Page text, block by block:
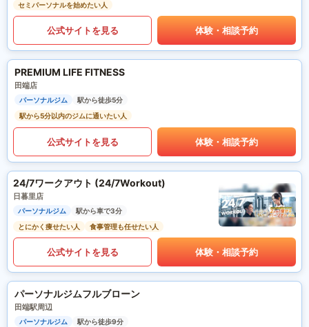
セミパーソナルを始めたい人
公式サイトを見る 体験・相談予約
PREMIUM LIFE FITNESS
田端店
パーソナルジム
駅から徒歩5分
駅から5分以内のジムに通いたい人
公式サイトを見る 体験・相談予約
24/7ワークアウト (24/7Workout)
日暮里店
パーソナルジム
駅から車で3分
とにかく痩せたい人
食事管理も任せたい人
公式サイトを見る 体験・相談予約
パーソナルジムフルブローン
田端駅周辺
パーソナルジム 駅から徒歩9分